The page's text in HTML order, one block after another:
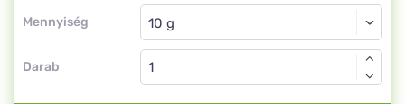
Mennyiség
Golyócska
Darab